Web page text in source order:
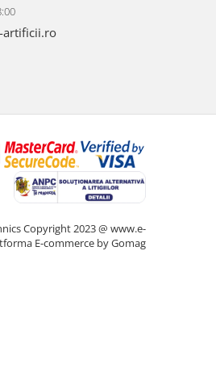
artificii.ro
Copyright 2023 @ www.e-
E-commerce by Gomag